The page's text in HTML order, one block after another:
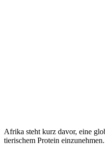
Afrika steht kurz davor, eine
tierischem Protein